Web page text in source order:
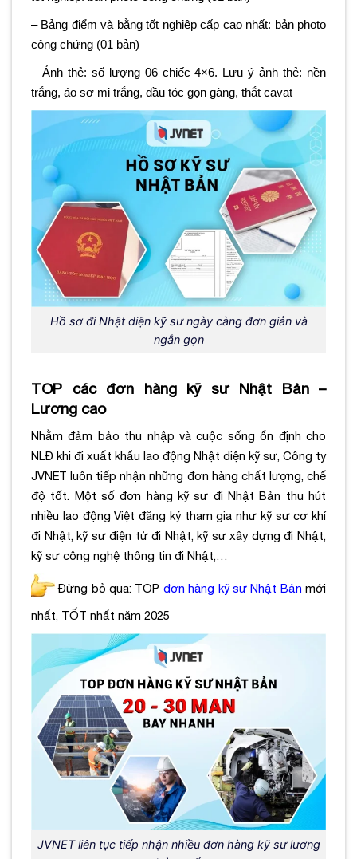
– Bảng điểm và bằng tốt nghiệp cấp cao nhất: bản photo
công chứng (01 bản)
– Ảnh thẻ: số lượng 06 chiếc 4×6. Lưu ý ảnh thẻ: nền
trắng, áo sơ mi trắng, đầu tóc gọn gàng, thắt cavat
Hồ sơ đi Nhật diện kỹ sư ngày càng đơn giản và
ngắn gọn
TOP các đơn hàng kỹ sư Nhật Bản –
Lương cao
Nhằm đảm bảo thu nhập và cuộc sống ổn định cho
NLĐ khi đi xuất khẩu lao động Nhật diện kỹ sư, Công ty
JVNET luôn tiếp nhận những đơn hàng chất lượng, chế
độ tốt. Một số đơn hàng kỹ sư đi Nhật Bản thu hút
nhiều lao động Việt đăng ký tham gia như kỹ sư cơ khí
đi Nhật,kỹ sư điện tử đi Nhật,kỹ sư xây dựng đi Nhật,
kỹ sư công nghệ thông tin đi Nhật,…
Đừng bỏ qua: TOP đơn hàng kỹ sư Nhật Bản mới
nhất, TỐT nhất năm 2025
JVNET liên tục tiếp nhận nhiều đơn hàng kỹ sư lương